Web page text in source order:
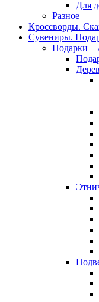
Для
Разное
Кроссворды.
Сувениры.
Подарки –